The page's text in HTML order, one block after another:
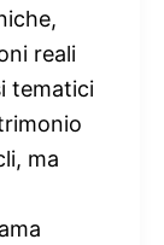
reali
tematici
ma